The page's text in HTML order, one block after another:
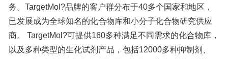
| DNA 损伤和修复分子库